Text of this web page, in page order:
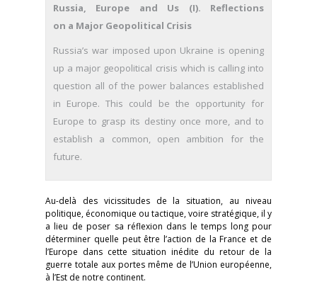
Russia, Europe and Us (I). Reflections
on a Major Geopolitical Crisis
Russia’s war imposed upon Ukraine is opening
up a major geopolitical crisis which is calling into
question all of the power balances established
in Europe. This could be the opportunity for
Europe to grasp its destiny once more, and to
establish a common, open ambition for the
future.
Au-delà des vicissitudes de la situation, au niveau
politique, économique ou tactique, voire stratégique, il y
a lieu de poser sa réflexion dans le temps long pour
déterminer quelle peut être l’action de la France et de
l’Europe dans cette situation inédite du retour de la
guerre totale aux portes même de l’Union européenne,
à l’Est de notre continent.